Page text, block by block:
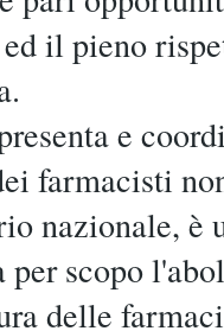
il pieno
e
farmacisti
nazionale, è
per scopo
delle